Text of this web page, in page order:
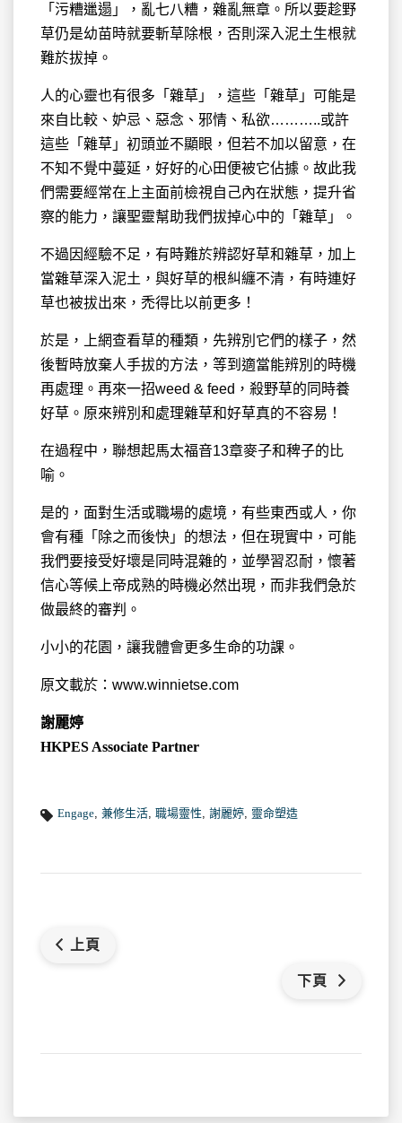
「污糟邋遢」，亂七八糟，雜亂無章。所以要趁野
草仍是幼苗時就要斬草除根，否則深入泥土生根就
難於拔掉。
人的心靈也有很多「雜草」，這些「雜草」可能是
來自比較、妒忌、惡念、邪情、私欲………..或許
這些「雜草」初頭並不顯眼，但若不加以留意，在
不知不覺中蔓延，好好的心田便被它佔據。故此我
們需要經常在上主面前檢視自己內在狀態，提升省
察的能力，讓聖靈幫助我們拔掉心中的「雜草」。
不過因經驗不足，有時難於辨認好草和雜草，加上
當雜草深入泥土，與好草的根糾纏不清，有時連好
草也被拔出來，禿得比以前更多！
於是，上網查看草的種類，先辨別它們的樣子，然
後暫時放棄人手拔的方法，等到適當能辨別的時機
再處理。再來一招weed & feed，殺野草的同時養
好草。原來辨別和處理雜草和好草真的不容易！
在過程中，聯想起馬太福音13章麥子和稗子的比
喻。
是的，面對生活或職場的處境，有些東西或人，你
會有種「除之而後快」的想法，但在現實中，可能
我們要接受好壞是同時混雜的，並學習忍耐，懷著
信心等候上帝成熟的時機必然出現，而非我們急於
做最終的審判。
小小的花園，讓我體會更多生命的功課。
原文載於：www.winnietse.com
謝麗婷
HKPES Associate Partner
Engage 兼修生活 職場靈性 謝麗婷 靈命塑造
上頁
下頁